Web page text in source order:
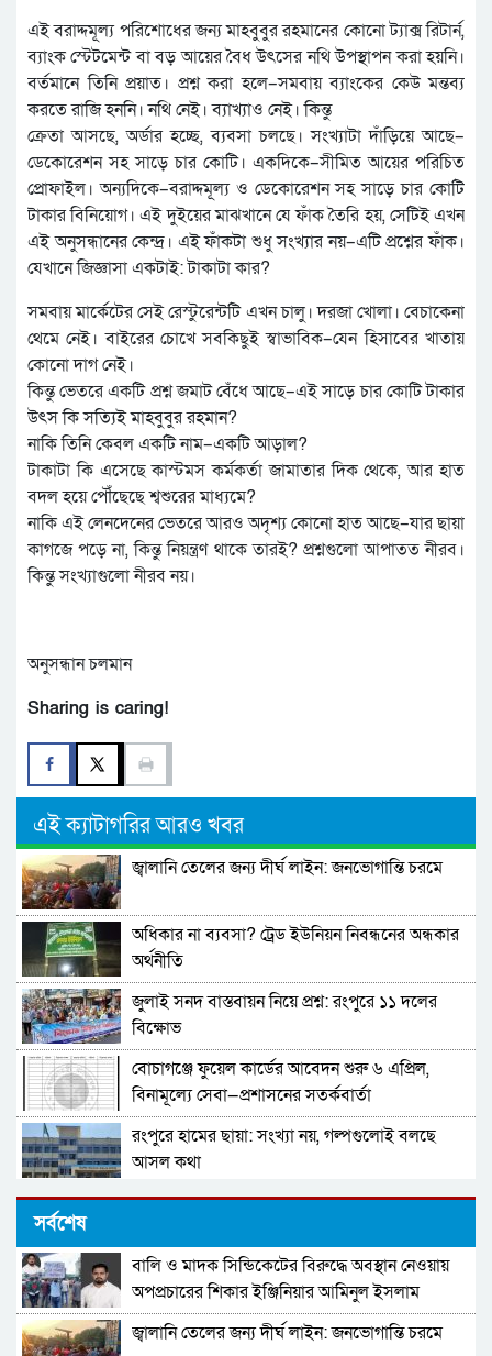
এই বরাদ্দমূল্য পরিশোধের জন্য মাহবুবুর রহমানের কোনো ট্যাক্স রিটার্ন,
ব্যাংক স্টেটমেন্ট বা বড় আয়ের বৈধ উৎসের নথি উপস্থাপন করা হয়নি।
বর্তমানে তিনি প্রয়াত। প্রশ্ন করা হলে–সমবায় ব্যাংকের কেউ মন্তব্য
করতে রাজি হননি। নথি নেই। ব্যাখ্যাও নেই। কিন্তু
ক্রেতা আসছে, অর্ডার হচ্ছে, ব্যবসা চলছে। সংখ্যাটা দাঁড়িয়ে আছে–
ডেকোরেশন সহ সাড়ে চার কোটি। একদিকে–সীমিত আয়ের পরিচিত
প্রোফাইল। অন্যদিকে–বরাদ্দমূল্য ও ডেকোরেশন সহ সাড়ে চার কোটি
টাকার বিনিয়োগ। এই দুইয়ের মাঝখানে যে ফাঁক তৈরি হয়, সেটিই এখন
এই অনুসন্ধানের কেন্দ্র। এই ফাঁকটা শুধু সংখ্যার নয়–এটি প্রশ্নের ফাঁক।
যেখানে জিজ্ঞাসা একটাই: টাকাটা কার?
সমবায় মার্কেটের সেই রেস্টুরেন্টটি এখন চালু। দরজা খোলা। বেচাকেনা
থেমে নেই। বাইরের চোখে সবকিছুই স্বাভাবিক–যেন হিসাবের খাতায়
কোনো দাগ নেই।
কিন্তু ভেতরে একটি প্রশ্ন জমাট বেঁধে আছে–এই সাড়ে চার কোটি টাকার
উৎস কি সত্যিই মাহবুবুর রহমান?
নাকি তিনি কেবল একটি নাম–একটি আড়াল?
টাকাটা কি এসেছে কাস্টমস কর্মকর্তা জামাতার দিক থেকে, আর হাত
বদল হয়ে পৌঁছেছে শ্বশুরের মাধ্যমে?
নাকি এই লেনদেনের ভেতরে আরও অদৃশ্য কোনো হাত আছে–যার ছায়া
কাগজে পড়ে না, কিন্তু নিয়ন্ত্রণ থাকে তারই? প্রশ্নগুলো আপাতত নীরব।
কিন্তু সংখ্যাগুলো নীরব নয়।
অনুসন্ধান চলমান
Sharing is caring!
এই ক্যাটাগরির আরও খবর
জ্বালানি তেলের জন্য দীর্ঘ লাইন: জনভোগান্তি চরমে
অধিকার না ব্যবসা? ট্রেড ইউনিয়ন নিবন্ধনের অন্ধকার
অর্থনীতি
জুলাই সনদ বাস্তবায়ন নিয়ে প্রশ্ন: রংপুরে ১১ দলের
বিক্ষোভ
বোচাগঞ্জে ফুয়েল কার্ডের আবেদন শুরু ৬ এপ্রিল,
বিনামূল্যে সেবা—প্রশাসনের সতর্কবার্তা
রংপুরে হামের ছায়া: সংখ্যা নয়, গল্পগুলোই বলছে
আসল কথা
(বিশাল নিয়োগ ) সম্পূর্ণ সরকারি নীতিমালা মেনে
স্বায়ত্বশাসিত বিনিয়োগকারী প্রতিষ্ঠান-
NHR.DO.NGO-ক্ষুদ্র ঋণদান প্রকল্প: BEEC
প্রবাসীদের ভিসার মেয়াদ বাড়ানো নিয়ে নতুন বার্তা
পররাষ্ট্র প্রতিমন্ত্রীর
মহাকাশ থেকে তোলা পৃথিবীর ছবি পাঠালেন
সর্বশেষ
বালি ও মাদক সিন্ডিকেটের বিরুদ্ধে অবস্থান নেওয়ায়
অপপ্রচারের শিকার ইঞ্জিনিয়ার আমিনুল ইসলাম
ডালিমের অভিযোগ
জ্বালানি তেলের জন্য দীর্ঘ লাইন: জনভোগান্তি চরমে